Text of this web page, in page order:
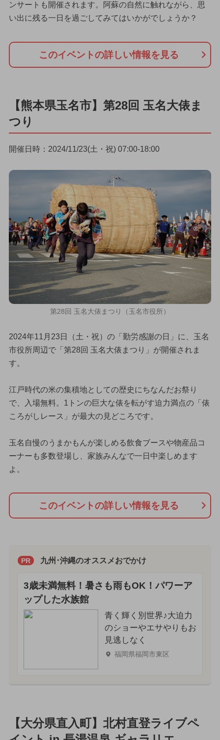
ンサートも開催されます。阿蘇の自然に触れながら、思
い出に残る一日を過ごしてみてはいかがでしょうか？
このイベントの詳しい情報を見る
【熊本県玉名市】第28回 玉名大俵ま
つり
開催日時：2024/11/23(土・祝) 07:00-18:00
第28回 玉名大俵まつり（玉名市役所）
2024年11月23日（土・祝）の「勤労感謝の日」に、玉名
市役所周辺で「第28回 玉名大俵まつり」が開催されま
す。
江戸時代の米の集積地としての歴史にちなんだお祭り
で、入場無料。1トンの巨大な俵を転がす迫力満点の「俵
ころがしレース」が最大の見どころです。
玉名自慢のうまかもんが楽しめる飲食ブースや物産品コ
ーナーも多数登場し、家族みんなで一日中楽しめます
よ。
このイベントの詳しい情報を見る
PR 九州･沖縄のオススメおでかけ
3歳未満無料！暑さも雨もOK！パワーア
ップした水族館
青く輝く別世界♪大迫力
のショーやエサやりもお
見逃しなく
福岡県福岡市東区
【大分県直入町】北村直登ライブペ